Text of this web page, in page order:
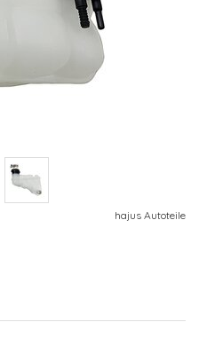
hajus Autoteile